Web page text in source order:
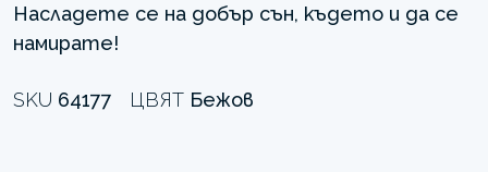
Насладете се на добър сън, където и да се
намирате!
SKU 64177 ЦВЯТ Бежов